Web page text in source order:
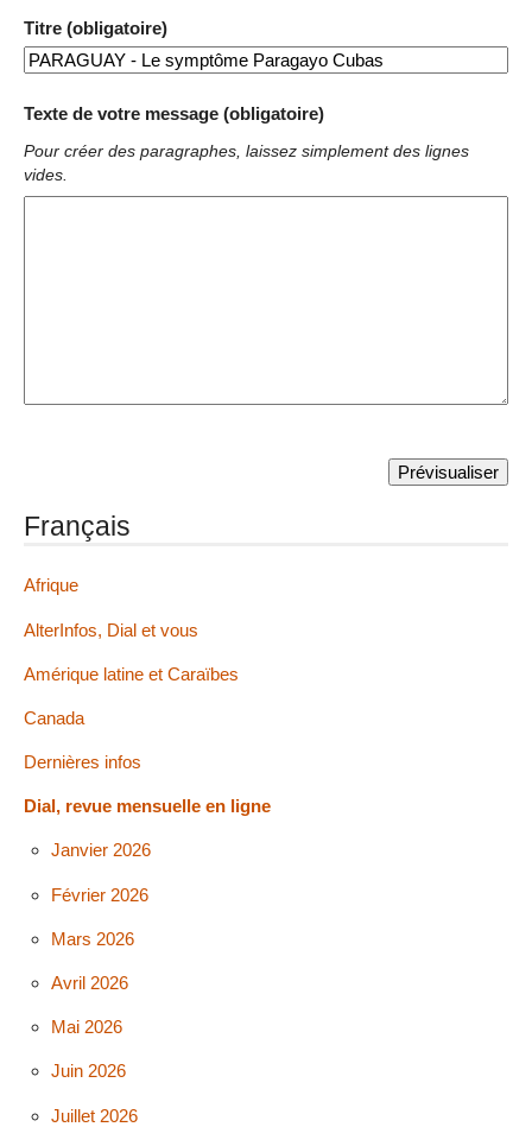
Titre (obligatoire)
Texte de votre message (obligatoire)
Pour créer des paragraphes, laissez simplement des lignes
vides.
Français
Afrique
AlterInfos, Dial et vous
Amérique latine et Caraïbes
Canada
Dernières infos
Dial, revue mensuelle en ligne
Janvier 2026
Février 2026
Mars 2026
Avril 2026
Mai 2026
Juin 2026
Juillet 2026